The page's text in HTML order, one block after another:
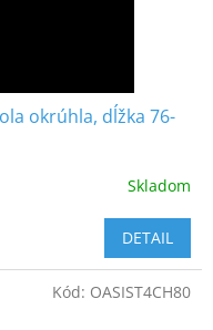
okrúhla, dĺžka 76-
Skladom
DETAIL
Kód: OASIST4CH80